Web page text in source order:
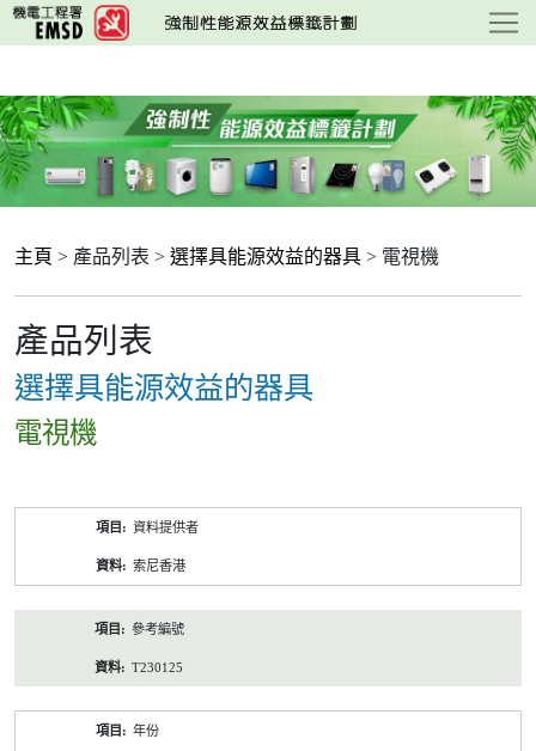
跳
至
要
內
容
主頁 > 產品列表 > 選擇具能源效益的器具 > 電視機
產品列表
選擇具能源效益的器具
電視機
資料提供者
索尼香港
參考編號
T230125
年份